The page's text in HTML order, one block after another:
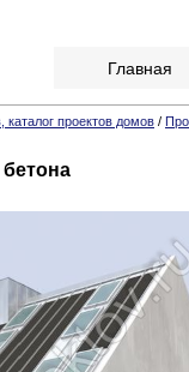
Главная
каталог проектов домов /